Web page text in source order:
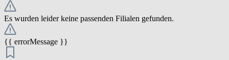
Es wurden leider keine passenden Filialen gefunden.
{{ errorMessage }}